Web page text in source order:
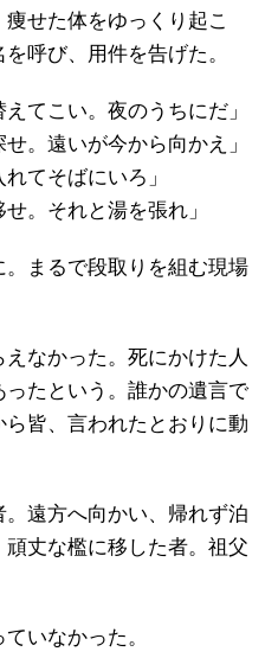
せた体をゆっくり起こ
呼び、用件を告げた。
てこい。夜のうちにだ」
。遠いが今から向かえ」
てそばにいろ」
。それと湯を張れ」
まるで段取りを組む現場
なかった。死にかけた人
たという。誰かの遺言で
皆、言われたとおりに動
遠方へ向かい、帰れず泊
丈な檻に移した者。祖父
いなかった。